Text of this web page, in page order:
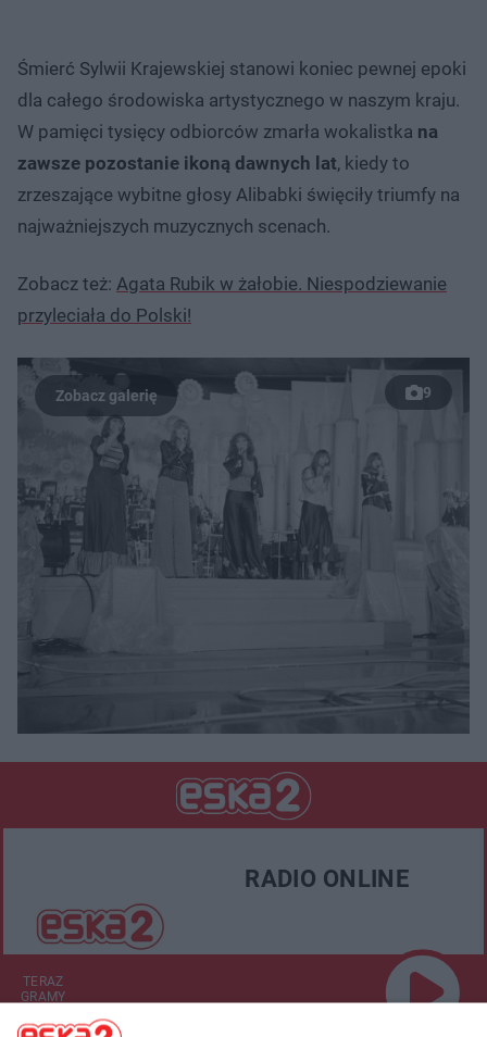
Śmierć Sylwii Krajewskiej stanowi koniec pewnej epoki
dla całego środowiska artystycznego w naszym kraju.
W pamięci tysięcy odbiorców zmarła wokalistka na
zawsze pozostanie ikoną dawnych lat, kiedy to
zrzeszające wybitne głosy Alibabki święciły triumfy na
najważniejszych muzycznych scenach.
Zobacz też: Agata Rubik w żałobie. Niespodziewanie
przyleciała do Polski!
9
RADIO ONLINE
TERAZ
GRAMY